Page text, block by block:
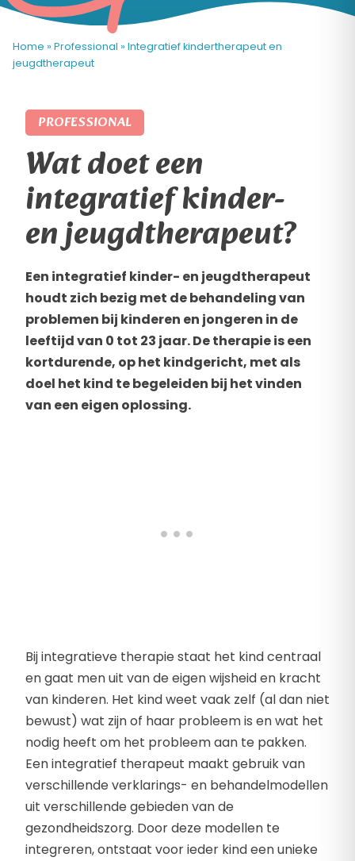
Home » Professional » Integratief kindertherapeut en
jeugdtherapeut
PROFESSIONAL
Wat doet een
integratief kinder-
en jeugdtherapeut?
Een integratief kinder- en jeugdtherapeut
houdt zich bezig met de behandeling van
problemen bij kinderen en jongeren in de
leeftijd van 0 tot 23 jaar. De therapie is een
kortdurende, op het kindgericht, met als
doel het kind te begeleiden bij het vinden
van een eigen oplossing.
Bij integratieve therapie staat het kind centraal
en gaat men uit van de eigen wijsheid en kracht
van kinderen. Het kind weet vaak zelf (al dan niet
bewust) wat zijn of haar probleem is en wat het
nodig heeft om het probleem aan te pakken.
Een integratief therapeut maakt gebruik van
verschillende verklarings- en behandelmodellen
uit verschillende gebieden van de
gezondheidszorg. Door deze modellen te
integreren, ontstaat voor ieder kind een unieke